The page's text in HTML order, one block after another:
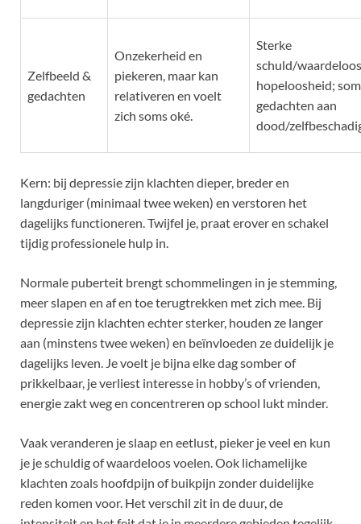
Zelfbeeld &
gedachten
Onzekerheid en
piekeren, maar kan
relativeren en voelt
zich soms oké.
Sterke
schuld/
hopeloosheid;
gedachten aan
dood/
Kern: bij depressie zijn klachten dieper, breder en
langduriger (minimaal twee weken) en verstoren het
dagelijks functioneren. Twijfel je, praat erover en schakel
tijdig professionele hulp in.
Normale puberteit brengt schommelingen in je stemming,
meer slapen en af en toe terugtrekken met zich mee. Bij
depressie zijn klachten echter sterker, houden ze langer
aan (minstens twee weken) en beïnvloeden ze duidelijk je
dagelijks leven. Je voelt je bijna elke dag somber of
prikkelbaar, je verliest interesse in hobby’s of vrienden,
energie zakt weg en concentreren op school lukt minder.
Vaak veranderen je slaap en eetlust, pieker je veel en kun
je je schuldig of waardeloos voelen. Ook lichamelijke
klachten zoals hoofdpijn of buikpijn zonder duidelijke
reden komen voor. Het verschil zit in de duur, de